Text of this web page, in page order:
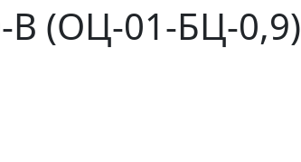
(ОЦ-01-БЦ-0,9)